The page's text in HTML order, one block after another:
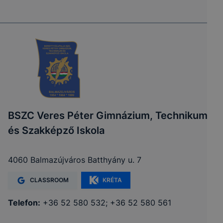
BSZC Veres Péter Gimnázium, Technikum
és Szakképző Iskola
4060 Balmazújváros Batthyány u. 7
CLASSROOM KRÉTA
Telefon: +36 52 580 532; +36 52 580 561